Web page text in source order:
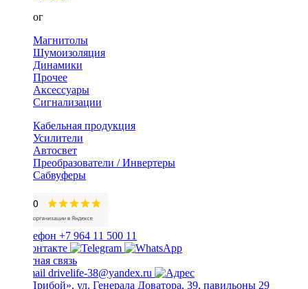
Каталог
Магнитолы
Шумоизоляция
Динамики
Прочее
Аксессуары
Сигнализации
Кабельная продукция
Усилители
Автосвет
Преобразователи / Инвертеры
Сабвуферы
+7 964 11 500 11
Обратная связь
drivelife-38@yandex.ru
ТЦ «Прибой», ул. Генерала Доватора, 39, павильоны 29